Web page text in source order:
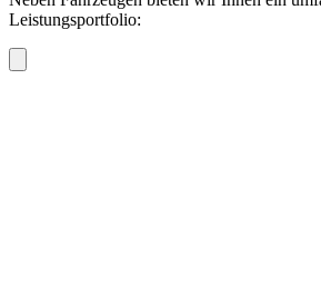
Leistungsportfolio: